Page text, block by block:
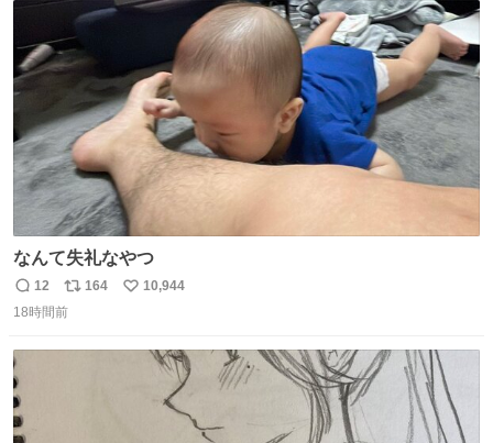
なんて失礼なやつ
返
信
12
リ
ポ
164
い
10,944
18時間前